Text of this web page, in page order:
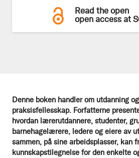
Denne boken handler om utdanning
praksisfellesskap. Forfatterne
hvordan lærerutdannere, studenter,
barnehagelærere, ledere og eiere av
sammen, på sine arbeidsplasser, kan
kunnskapstilegnelse for den enkelte
Read the open
open access at